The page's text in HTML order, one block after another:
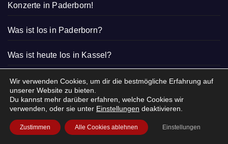
Konzerte in Paderborn!
Was ist los in Paderborn?
Was ist heute los in Kassel?
Was ist los in Marburg?
Wir verwenden Cookies, um dir die bestmögliche Erfahrung auf
unserer Website zu bieten.
Du kannst mehr darüber erfahren, welche Cookies wir
verwenden, oder sie unter Einstellungen deaktivieren.
Zustimmen Alle Cookies ablehnen Einstellungen